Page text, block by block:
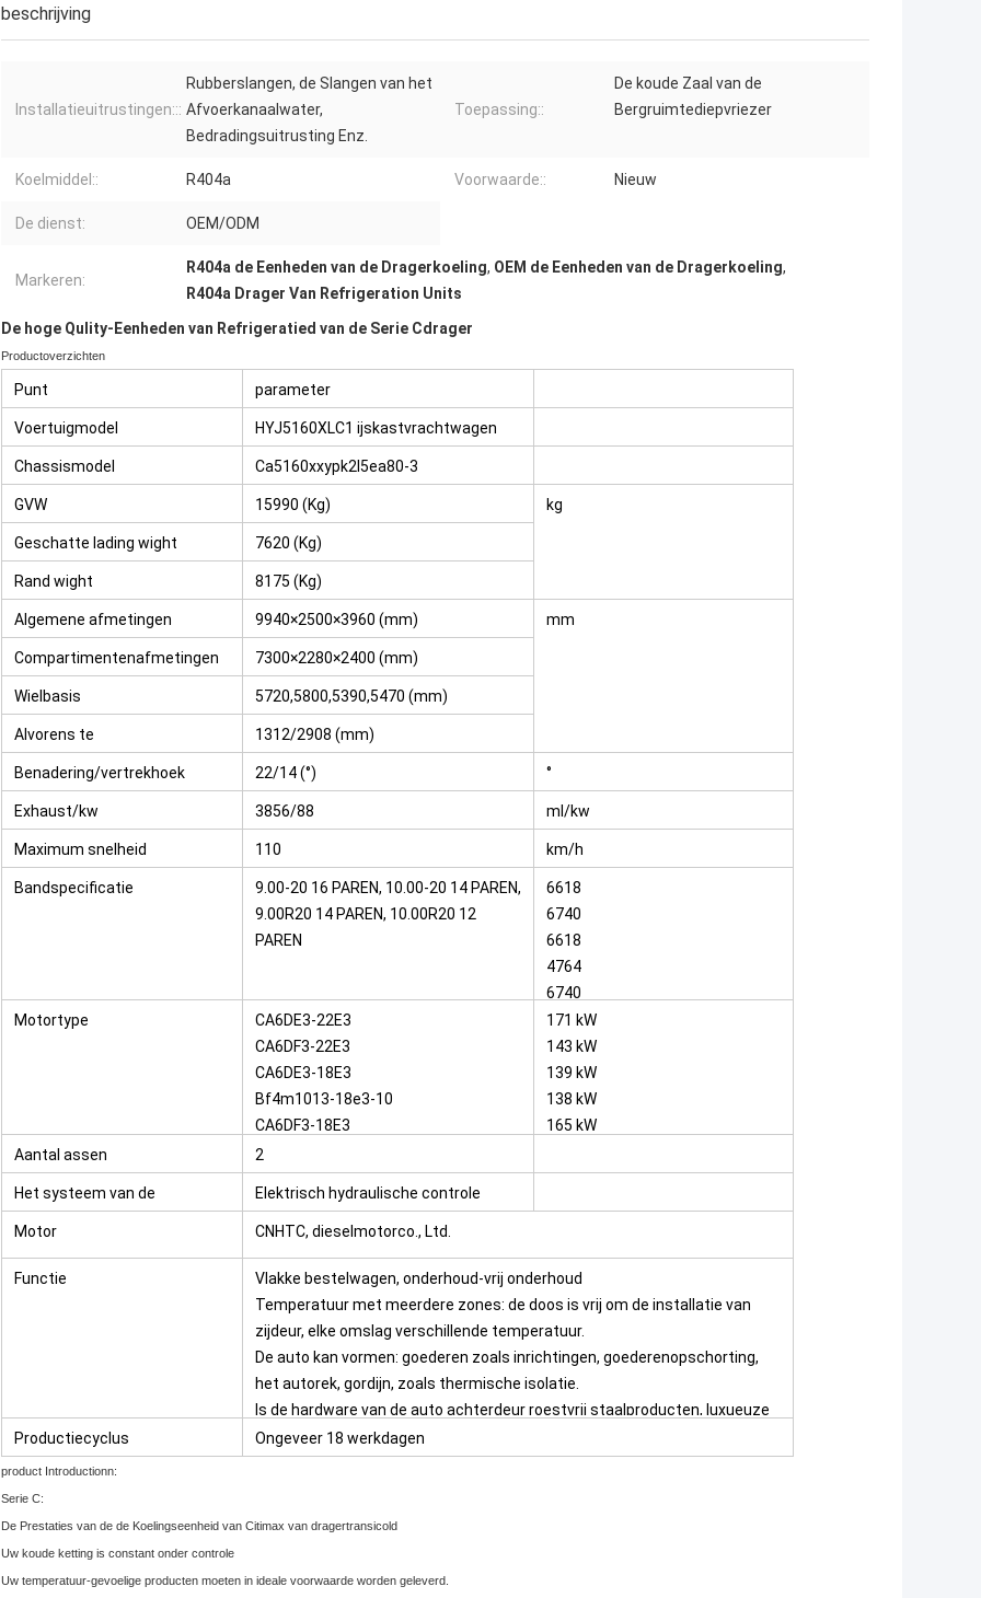
beschrijving
Installatieuitrustingen:::
Rubberslangen, de Slangen van het
Afvoerkanaalwater,
Bedradingsuitrusting Enz.
Toepassing::
De koude Zaal van de
Bergruimtediepvriezer
Koelmiddel:: R404a Voorwaarde:: Nieuw
De dienst: OEM/ODM
Markeren:
R404a de Eenheden van de Dragerkoeling, OEM de Eenheden van de Dragerkoeling,
R404a Drager Van Refrigeration Units
De hoge Qulity-Eenheden van Refrigeratied van de Serie Cdrager
Productoverzichten
Punt parameter
Voertuigmodel HYJ5160XLC1 ijskastvrachtwagen
Chassismodel Ca5160xxypk2l5ea80-3
GVW 15990 (Kg) kg
Geschatte lading wight 7620 (Kg)
Rand wight 8175 (Kg)
Algemene afmetingen 9940×2500×3960 (mm) mm
Compartimentenafmetingen 7300×2280×2400 (mm)
Wielbasis 5720,5800,5390,5470 (mm)
Alvorens te
gedeelte
1312/2908 (mm)
Benadering/vertrekhoek 22/14 (°) °
Exhaust/kw 3856/88 ml/kw
Maximum snelheid 110 km/h
Bandspecificatie
9.00-20 16 PAREN, 10.00-20 14 PAREN,
9.00R20 14 PAREN, 10.00R20 12
PAREN
6618
6740
6618
4764
6740
Motortype
CA6DE3-22E3
CA6DF3-22E3
CA6DE3-18E3
Bf4m1013-18e3-10
CA6DF3-18E3
171 kW
143 kW
139 kW
138 kW
165 kW
Aantal assen
2
Het systeem van de
Elektrisch hydraulische controle
Motor CNHTC, dieselmotorco., Ltd.
Functie
Vlakke bestelwagen, onderhoud-vrij onderhoud
Temperatuur met meerdere zones: de doos is vrij om de installatie van
zijdeur, elke omslag verschillende temperatuur.
De auto kan vormen: goederen zoals inrichtingen, goederenopschorting,
het autorek, gordijn, zoals thermische isolatie.
Is de hardware van de auto achterdeur roestvrij staalproducten, luxueuze
verschijning
Productiecyclus Ongeveer 18 werkdagen
product Introductionn:
Serie C:
De Prestaties van de de Koelingseenheid van Citimax van dragertransicold
Uw koude ketting is constant onder controle
Uw temperatuur-gevoelige producten moeten in ideale voorwaarde worden geleverd.